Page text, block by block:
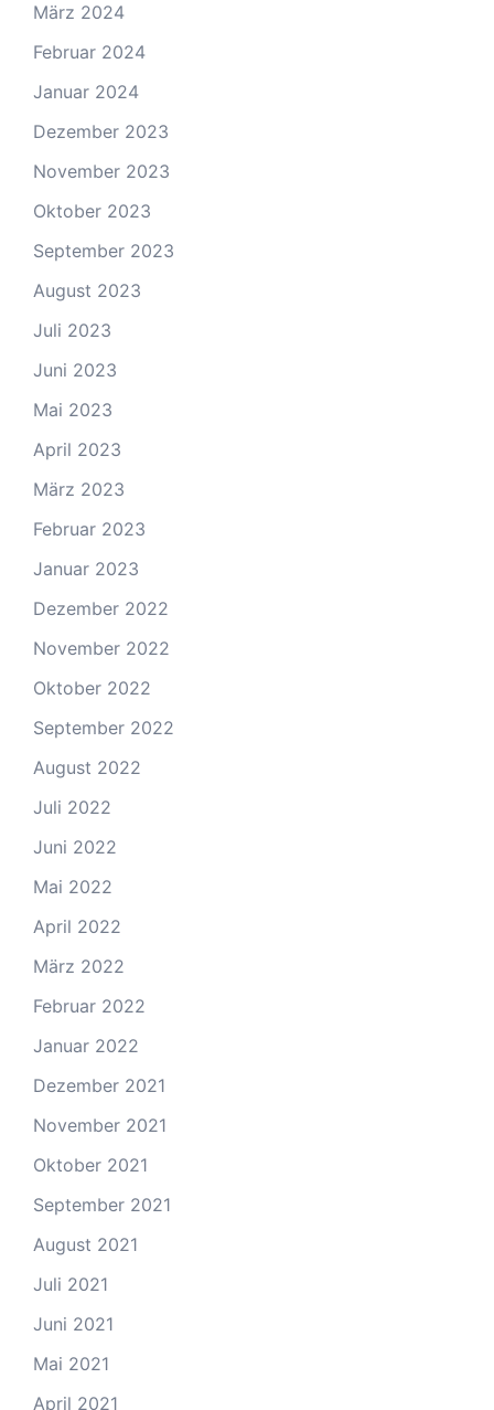
März 2024
Februar 2024
Januar 2024
Dezember 2023
November 2023
Oktober 2023
September 2023
August 2023
Juli 2023
Juni 2023
Mai 2023
April 2023
März 2023
Februar 2023
Januar 2023
Dezember 2022
November 2022
Oktober 2022
September 2022
August 2022
Juli 2022
Juni 2022
Mai 2022
April 2022
März 2022
Februar 2022
Januar 2022
Dezember 2021
November 2021
Oktober 2021
September 2021
August 2021
Juli 2021
Juni 2021
Mai 2021
April 2021